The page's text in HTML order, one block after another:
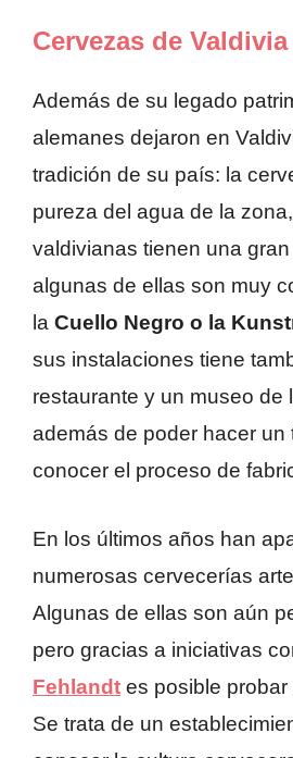
Cervezas de Valdivia
Además de su legado
alemanes dejaron en
tradición de su país: la
pureza del agua de la
valdivianas tienen una
algunas de ellas son muy
la Cuello Negro o la
sus instalaciones tiene
restaurante y un museo de
además de poder hacer un
conocer el proceso de
En los últimos años han
numerosas cervecerías
Algunas de ellas son aún
pero gracias a iniciativas
Fehlandt es posible
Se trata de un